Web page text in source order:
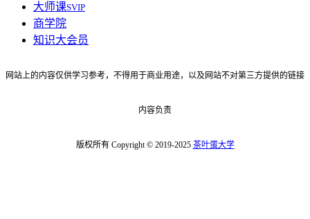
大师课SVIP
商学院
知识大会员
网站上的内容仅供学习参考，不得用于商业用途，以及网站不对第三方提供的链接
内容负责
版权所有 Copyright © 2019-2025 茶叶蛋大学